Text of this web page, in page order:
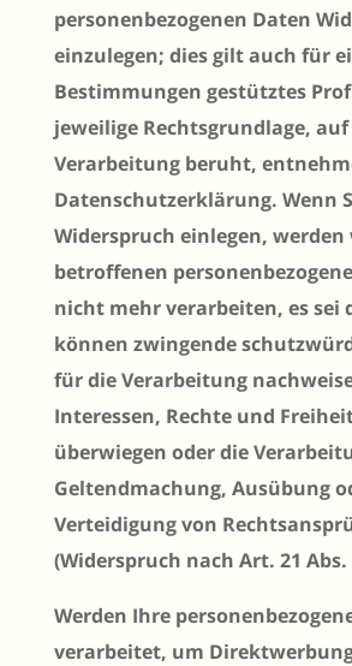
personenbezogenen Daten
einzulegen; dies gilt auch für
Bestimmungen gestütztes
jeweilige Rechtsgrundlage,
Verarbeitung beruht,
Datenschutzerklärung. Wenn
Widerspruch einlegen,
betroffenen
nicht mehr verarbeiten, es sei
können zwingende
für die Verarbeitung
Interessen, Rechte und
überwiegen oder die
Geltendmachung, Ausübung
Verteidigung von
(Widerspruch nach Art. 21 Abs.
Werden Ihre
verarbeitet, um